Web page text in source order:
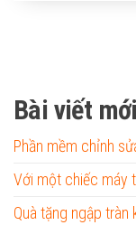
Bài viết mới
Phần mềm chỉnh
Với một chiếc máy
Quà tặng ngập tràn